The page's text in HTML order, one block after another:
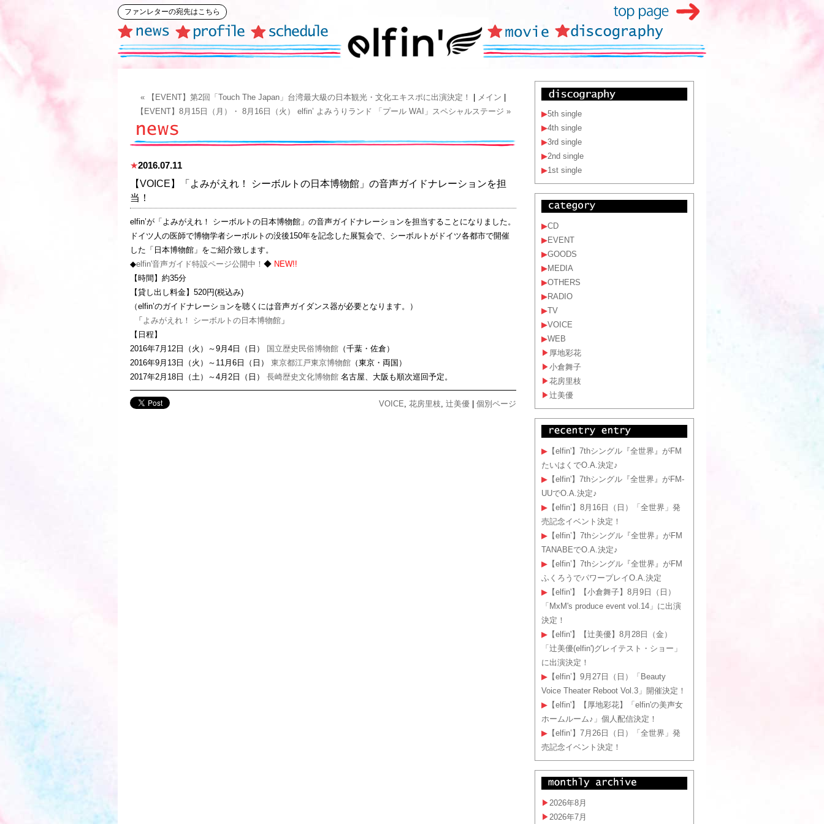
ファンレターの宛先はこちら
« 【EVENT】第2回「Touch The Japan」台湾最大級の日本観光・文化エキスポに出演決定！ メイン
【EVENT】8月15日（月）・ 8月16日（火） elfin’ よみうりランド 「プール WAI」スペシャルステージ »
★2016.07.11
【VOICE】「よみがえれ！ シーボルトの日本博物館」の音声ガイドナレーションを担
当！
elfin’が「よみがえれ！ シーボルトの日本博物館」の音声ガイドナレーションを担当することになりました。
ドイツ人の医師で博物学者シーボルトの没後150年を記念した展覧会で、シーボルトがドイツ各都市で開催
した「日本博物館」をご紹介致します。
◆elfin'音声ガイド特設ページ公開中！ ◆ NEW!!
【時間】約35分
【貸し出し料金】520円(税込み)
（elfin’のガイドナレーションを聴くには音声ガイダンス器が必要となります。）
「 よみがえれ！ シーボルトの日本博物館 」
【日程】
2016年7月12日（火）～9月4日（日）
国立歴史民俗博物館 （千葉・佐倉）
2016年9月13日（火）～11月6日（日） 東京都江戸東京博物館 （東京・両国）
2017年2月18日（土）～4月2日（日） 長崎歴史文化博物館 名古屋、大阪も順次巡回予定。
VOICE, 花房里枝, 辻美優 個別ページ
▶5th single
▶4th single
▶3rd single
▶2nd single
▶1st single
▶CD
▶EVENT
▶GOODS
▶MEDIA
▶OTHERS
▶RADIO
▶TV
▶VOICE
▶WEB
▶ 厚地彩花
▶小倉舞子
▶花房里枝
▶辻美優
▶ 【elfin'】7thシングル『全世界』がFM
たいはくでO.A.決定♪
▶ 【elfin'】7thシングル『全世界』がFM-
UUでO.A.決定♪
▶ 【elfin’】8月16日（日）「全世界」発
売記念イベント決定！
▶ 【elfin’】7thシングル『全世界』がFM
TANABEでO.A.決定♪
▶ 【elfin’】7thシングル『全世界』がFM
ふくろうでパワープレイO.A.決定
▶ 【elfin'】【小倉舞子】8月9日（日）
「MxM's produce event vol.14」に出演
決定！
▶ 【elfin'】【辻美優】8月28日（金）
「辻美優(elfin')グレイテスト・ショー」
に出演決定！
▶ 【elfin’】9月27日（日）「Beauty
Voice Theater Reboot Vol.3」開催決定！
▶ 【elfin'】【厚地彩花】「elfin'の美声女
ホームルーム♪」個人配信決定！
▶ 【elfin’】7月26日（日）「全世界」発
売記念イベント決定！
▶2026年8月
▶2026年7月